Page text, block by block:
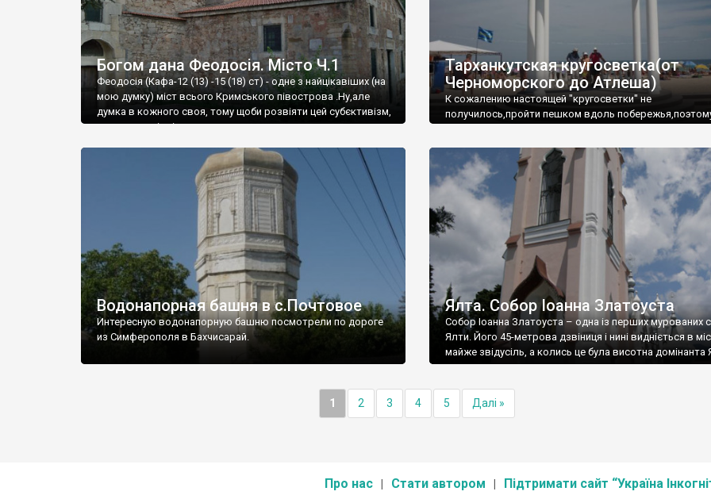
Богом дана Феодосія. Місто Ч.1
Феодосія (Кафа-12 (13) -15 (18) ст) - одне з найцікавіших (на
мою думку) міст всього Кримського півострова .Ну,але
думка в кожного своя, тому щоби розвіяти цей субєктивізм,
запрошую відвідати це
Тарханкутская кругосветка(от
Черноморского до Атлеша)
К сожалению настоящей "кругосветки" не
получилось,пройти пешком вдоль
Водонапорная башня в с.Почтовое
Интересную водонапорную башню посмотрели по дороге
из Симферополя в Бахчисарай.
Ялта. Собор Іоанна Златоуста
Собор Іоанна Златоуста – одна із перших мурованих
Ялти. Його 45-метрова дзвіниця і нині видніється в
майже звідусіль, а колись це була висотна домінанта
1 2 3 4 5 Далі »
Про нас Стати автором Підтримати сайт “Україна